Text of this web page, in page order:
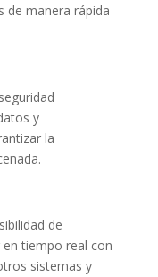
de manera rápida
y
la
de
tiempo real con
sistemas y